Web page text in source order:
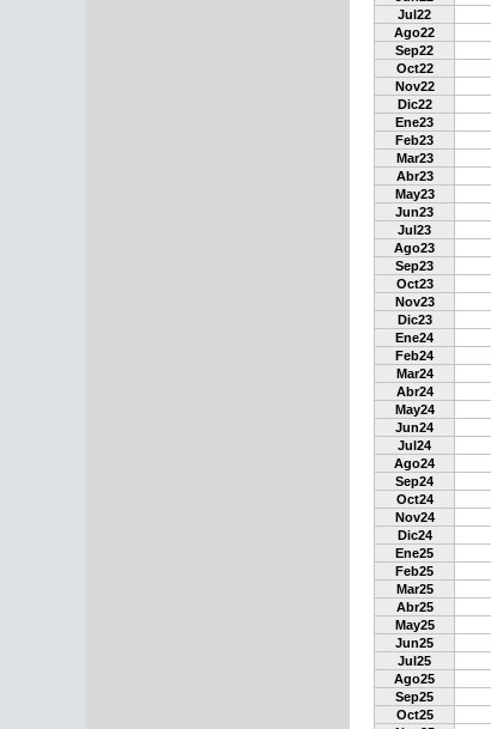
Jul22
Ago22
Sep22
Oct22
Nov22
Dic22
Ene23
Feb23
Mar23
Abr23
May23
Jun23
Jul23
Ago23
Sep23
Oct23
Nov23
Dic23
Ene24
Feb24
Mar24
Abr24
May24
Jun24
Jul24
Ago24
Sep24
Oct24
Nov24
Dic24
Ene25
Feb25
Mar25
Abr25
May25
Jun25
Jul25
Ago25
Sep25
Oct25